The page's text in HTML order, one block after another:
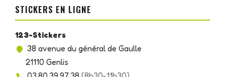
STICKERS EN LIGNE
123-Stickers
38 avenue du général de Gaulle
21110 Genlis